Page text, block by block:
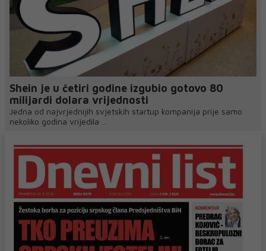
Shein je u četiri godine izgubio gotovo 80
milijardi dolara vrijednosti
Jedna od najvrjednijih svjetskih startup kompanija prije samo
nekoliko godina vrijedila ...